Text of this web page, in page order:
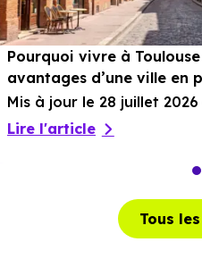
Pourquoi vivre à
avantages d’une ville en
Mis à jour le 28 juillet 2026
Lire l'article
Tous